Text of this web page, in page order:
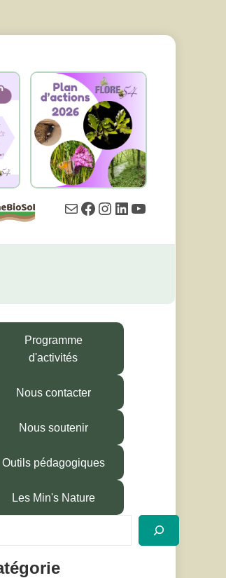
Programme
d'activités
Nous contacter
Nous soutenir
Outils pédagogiques
Les Min's Nature